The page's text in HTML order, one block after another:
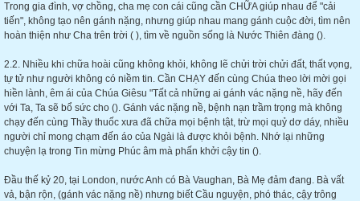
Trong gia đình, vợ chồng, cha mẹ con cái cũng cần CHỮA giúp nhau để "cải
tiến", không tạo nên gánh nặng, nhưng giúp nhau mang gánh cuộc đời, tìm nên
hoàn thiện như Cha trên trời ( ), tìm về nguồn sống là Nước Thiên đàng ().
2.2. Nhiều khi chữa hoài cũng không khỏi, không lẽ chửi trời chửi đất, thất vọng,
tự tử như người không có niềm tin. Cần CHẠY đến cùng Chúa theo lời mời gọi
hiền lành, êm ái của Chúa Giêsu "Tất cả những ai gánh vác nặng nề, hãy đến
với Ta, Ta sẽ bổ sức cho (). Gánh vác nặng nề, bệnh nạn trầm trọng mà không
chạy đến cùng Thầy thuốc xưa đã chữa mọi bệnh tật, trừ mọi quỷ dơ dáy, nhiều
người chỉ mong chạm đến áo của Ngài là được khỏi bệnh. Nhớ lại những
chuyện lạ trong Tin mừng Phúc âm mà phấn khởi cậy tin ().
Đầu thế kỷ 20, tại London, nước Anh có Bà Vaughan, Bà Mẹ đảm đang. Bà vất
vả, bận rộn, (gánh vác nặng nề) nhưng biết Cầu nguyện, phó thác, cậy trông